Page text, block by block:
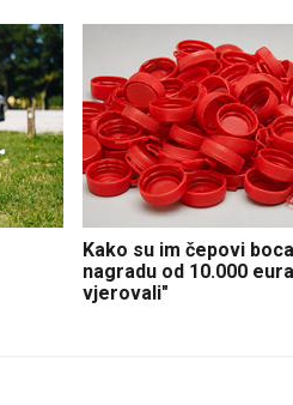
Kako su im čepovi
nagradu od 10.000
vjerovali"